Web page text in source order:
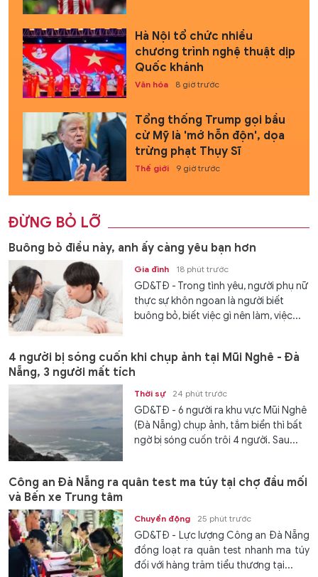
Hà Nội tổ chức nhiều
chương trình nghệ thuật dịp
Quốc khánh
Văn hóa 8 giờ trước
Tổng thống Trump gọi bầu
cử Mỹ là 'mớ hỗn độn', dọa
trừng phạt Thụy Sĩ
Thế giới 9 giờ trước
ĐỪNG BỎ LỠ
Buông bỏ điều này, anh ấy càng yêu bạn hơn
Gia đình 18 phút trước
GD&TĐ - Trong tình yêu, người phụ nữ
thực sự khôn ngoan là người biết
buông bỏ, biết việc gì nên làm, việc...
4 người bị sóng cuốn khi chụp ảnh tại Mũi Nghê - Đà
Nẵng, 3 người mất tích
Thời sự 24 phút trước
GD&TĐ - 6 người ra khu vực Mũi Nghê
(Đà Nẵng) chụp ảnh, tắm biển thì bất
ngờ bị sóng cuốn trôi 4 người. Sau...
Công an Đà Nẵng ra quân test ma túy tại chợ đầu mối
và Bến xe Trung tâm
Chuyển động 25 phút trước
GD&TĐ - Lực lượng Công an Đà Nẵng
đồng loạt ra quân test nhanh ma túy
đối với hàng trăm tiểu thương tại...